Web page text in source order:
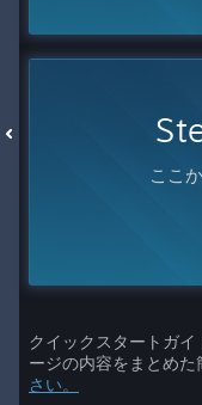
ここ
クイックスタートガ
ージの内容をまとめ
さい。